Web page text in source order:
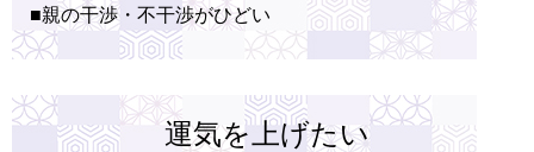
■親の干渉・不干渉がひどい
運気を上げたい